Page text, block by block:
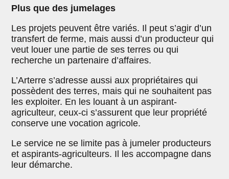
Plus que des jumelages
Les projets peuvent être variés. Il peut s’agir d’un
transfert de ferme, mais aussi d’un producteur qui
veut louer une partie de ses terres ou qui
recherche un partenaire d’affaires.
L’Arterre s’adresse aussi aux propriétaires qui
possèdent des terres, mais qui ne souhaitent pas
les exploiter. En les louant à un aspirant-
agriculteur, ceux-ci s’assurent que leur propriété
conserve une vocation agricole.
Le service ne se limite pas à jumeler producteurs
et aspirants-agriculteurs. Il les accompagne dans
leur démarche.